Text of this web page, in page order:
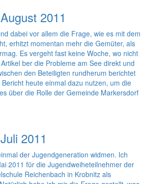
2011
dabei vor allem die Frage, wie es mit dem
erhitzt momentan mehr die Gemüter, als
Es vergeht fast keine Woche, wo nicht
ber die Probleme am See direkt und
den Beteiligten rundherum berichtet
heute einmal dazu nutzen, um die
über die Rolle der Gemeinde Markersdorf
2011
der Jugendgeneration widmen. Ich
2011 für die Jugendweiheteilnehmer der
Reichenbach in Krobnitz als